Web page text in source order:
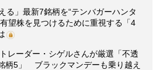
る」最新7銘柄を“テンバガーハンタ
望株を見つけるために重視する「4
レーダー・シゲルさんが厳選「不透
柄5」 ブラックマンデーも乗り越え